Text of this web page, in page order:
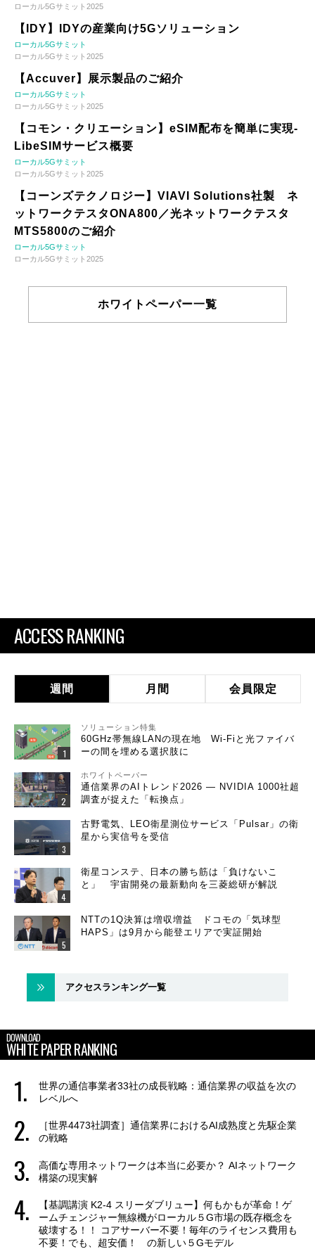
ローカル5Gサミット2025
【IDY】IDYの産業向け5Gソリューション
ローカル5Gサミット
ローカル5Gサミット2025
【Accuver】展示製品のご紹介
ローカル5Gサミット
ローカル5Gサミット2025
【コモン・クリエーション】eSIM配布を簡単に実現-
LibeSIMサービス概要
ローカル5Gサミット
ローカル5Gサミット2025
【コーンズテクノロジー】VIAVI Solutions社製 ネ
ットワークテスタONA800／光ネットワークテスタ
MTS5800のご紹介
ローカル5Gサミット
ローカル5Gサミット2025
ホワイトペーパー一覧
ACCESS RANKING
週間 月間 会員限定
ソリューション特集
60GHz帯無線LANの現在地 Wi-Fiと光ファイバ
ーの間を埋める選択肢に
ホワイトペーパー
通信業界のAIトレンド2026 ― NVIDIA 1000社超
調査が捉えた「転換点」
古野電気、LEO衛星測位サービス「Pulsar」の衛
星から実信号を受信
衛星コンステ、日本の勝ち筋は「負けないこ
と」 宇宙開発の最新動向を三菱総研が解説
NTTの1Q決算は増収増益 ドコモの「気球型
HAPS」は9月から能登エリアで実証開始
アクセスランキング一覧
DOWNLOAD
WHITE PAPER RANKING
世界の通信事業者33社の成長戦略：通信業界の収益を次の
レベルへ
［世界4473社調査］通信業界におけるAI成熟度と先駆企業
の戦略
高価な専用ネットワークは本当に必要か？ AIネットワーク
構築の現実解
【基調講演 K2-4 スリーダブリュー】何もかもが革命！ゲ
ームチェンジャー無線機がローカル５G市場の既存概念を
破壊する！！ コアサーバー不要！毎年のライセンス費用も
不要！でも、超安価！ の新しい５Gモデル